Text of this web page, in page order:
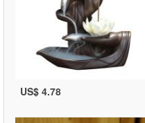
US$ 4.78